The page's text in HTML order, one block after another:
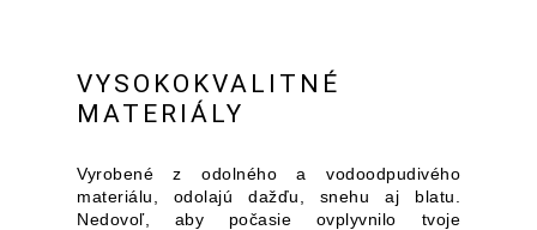
VYSOKOKVALITNÉ
MATERIÁLY
Vyrobené z odolného a vodoodpudivého
materiálu, odolajú dažďu, snehu aj blatu.
Nedovoľ, aby počasie ovplyvnilo tvoje